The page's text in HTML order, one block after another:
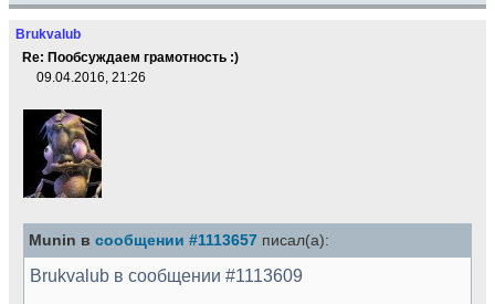
Brukvalub
Re: Пообсуждаем грамотность :)
09.04.2016, 21:26
Munin в сообщении #1113657 писал(а):
Brukvalub в сообщении #1113609